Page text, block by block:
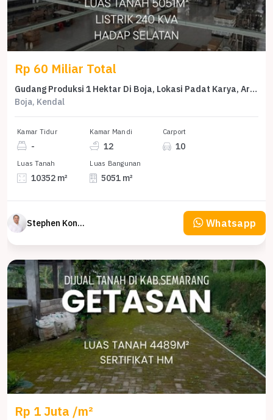
Rp 60 Miliar Total
Gudang Produksi 1 Hektar Di Boja, Lokasi Padat Karya, Area Non Limbah B3
Boja, Kendal
Kamar Tidur
-
Kamar Mandi
12
Carport
10
Luas Tanah
10352 m²
Luas Bangunan
5051 m²
Stephen Konsultan Properti Whatsapp
Rp 1 Juta /m²